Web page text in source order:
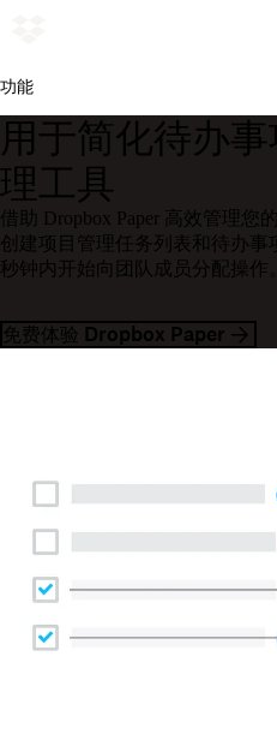
功能
用于简化待办
理工具
借助 Dropbox Paper 高效管理您
创建项目管理任务列表和待办事
秒钟内开始向团队成员分配操作。
免费体验 Dropbox Paper